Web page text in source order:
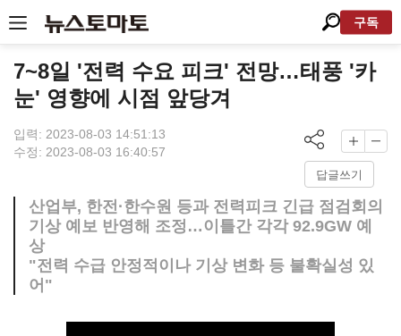
구독
7~8일 '전력 수요 피크' 전망…태풍 '카
눈' 영향에 시점 앞당겨
입력: 2023-08-03 14:51:13
수정: 2023-08-03 16:40:57
답글쓰기
산업부, 한전·한수원 등과 전력피크 긴급 점검회의
기상 예보 반영해 조정…이틀간 각각 92.9GW 예
상
"전력 수급 안정적이나 기상 변화 등 불확실성 있
어"